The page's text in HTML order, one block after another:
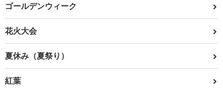
ゴールデンウィーク
花火大会
夏休み（夏祭り）
紅葉